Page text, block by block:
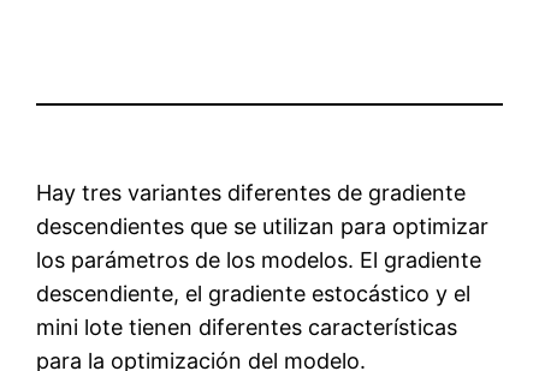
Hay tres variantes diferentes de gradiente
descendientes que se utilizan para optimizar
los parámetros de los modelos. El gradiente
descendiente, el gradiente estocástico y el
mini lote tienen diferentes características
para la optimización del modelo.